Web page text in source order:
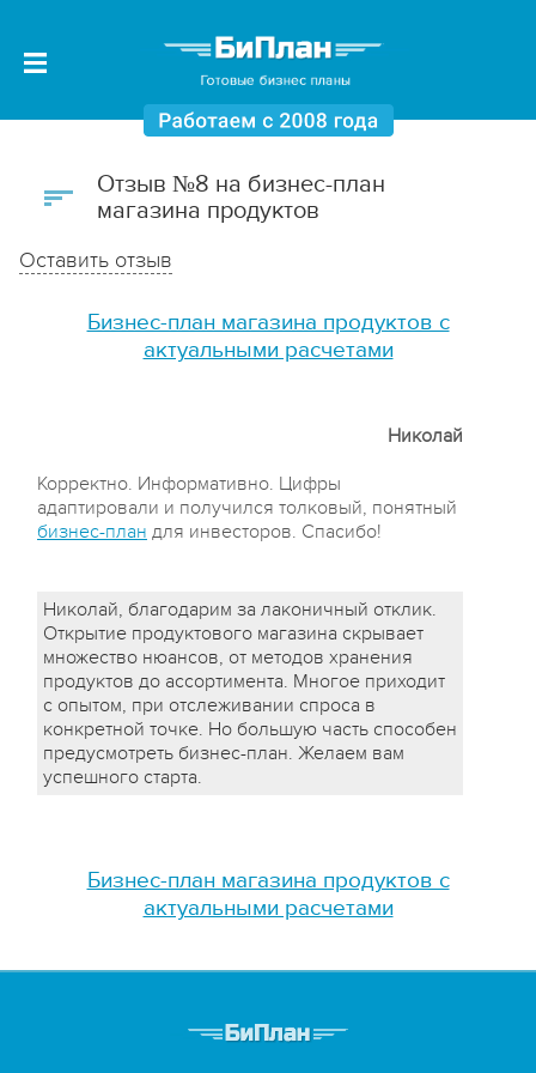
Отзыв №8 на бизнес-план
магазина продуктов
Оставить отзыв
Бизнес-план магазина продуктов с
актуальными расчетами
Николай
Корректно. Информативно. Цифры
адаптировали и получился толковый, понятный
бизнес-план для инвесторов. Спасибо!
Николай, благодарим за лаконичный отклик.
Открытие продуктового магазина скрывает
множество нюансов, от методов хранения
продуктов до ассортимента. Многое приходит
с опытом, при отслеживании спроса в
конкретной точке. Но большую часть способен
предусмотреть бизнес-план. Желаем вам
успешного старта.
Бизнес-план магазина продуктов с
актуальными расчетами